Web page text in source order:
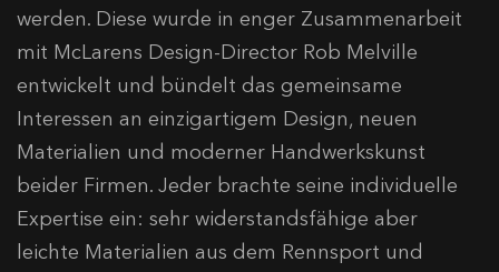
werden. Diese wurde in enger Zusammenarbeit
mit McLarens Design-Director Rob Melville
entwickelt und bündelt das gemeinsame
Interessen an einzigartigem Design, neuen
Materialien und moderner Handwerkskunst
beider Firmen. Jeder brachte seine individuelle
Expertise ein: sehr widerstandsfähige aber
leichte Materialien aus dem Rennsport und